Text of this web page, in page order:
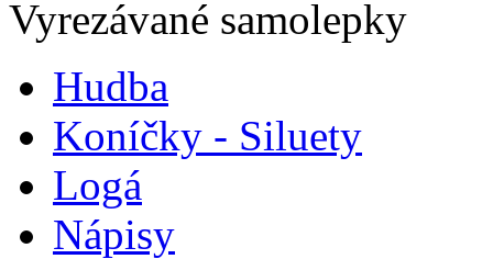
Vyrezávané samolepky
Hudba
Koníčky - Siluety
Logá
Nápisy